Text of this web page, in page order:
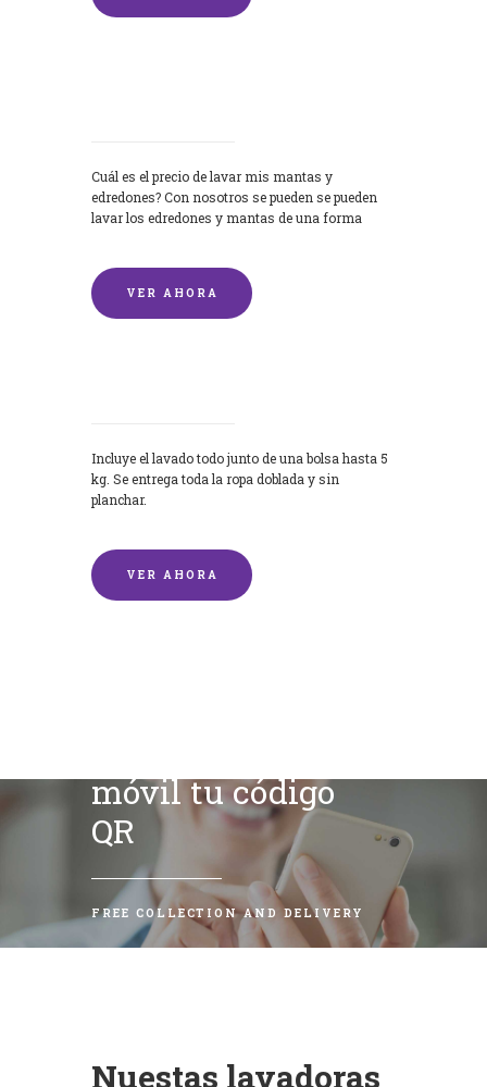
Cuál es el precio de lavar mis mantas y
edredones? Con nosotros se pueden se pueden
lavar los edredones y mantas de una forma
VER AHORA
Incluye el lavado todo junto de una bolsa hasta 5
kg. Se entrega toda la ropa doblada y sin
planchar.
VER AHORA
móvil tu código
QR
FREE COLLECTION AND DELIVERY
Nuestas lavadoras